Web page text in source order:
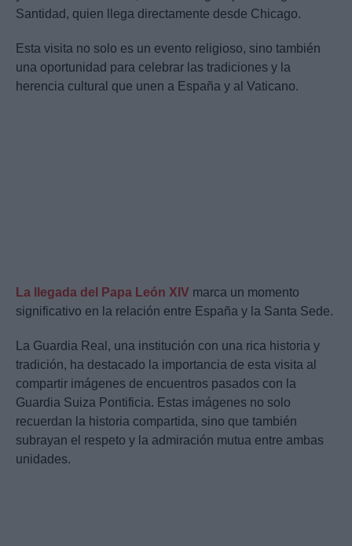
Santidad, quien llega directamente desde Chicago.
Esta visita no solo es un evento religioso, sino también
una oportunidad para celebrar las tradiciones y la
herencia cultural que unen a España y al Vaticano.
La llegada del Papa León XIV marca un momento
significativo en la relación entre España y la Santa Sede.
La Guardia Real, una institución con una rica historia y
tradición, ha destacado la importancia de esta visita al
compartir imágenes de encuentros pasados con la
Guardia Suiza Pontificia. Estas imágenes no solo
recuerdan la historia compartida, sino que también
subrayan el respeto y la admiración mutua entre ambas
unidades.